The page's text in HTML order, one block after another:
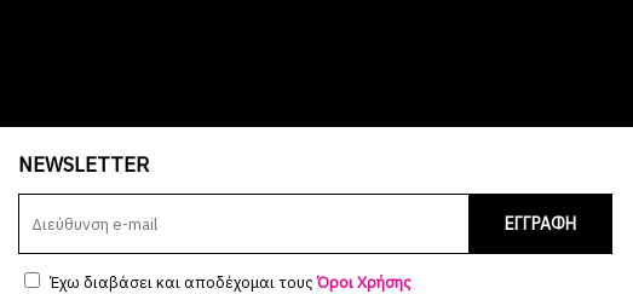
NEWSLETTER
ΕΓΓΡΑΦΗ
Έχω διαβάσει και αποδέχομαι τουςΌροι Χρήσης